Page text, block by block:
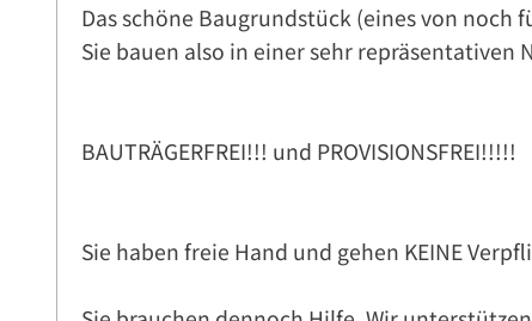
Das schöne Baugrundstück (eines von
Sie bauen also in einer sehr repräsentativen
BAUTRÄGERFREI!!! und PROVISIONSFREI!!!!!
Sie haben freie Hand und gehen KEINE